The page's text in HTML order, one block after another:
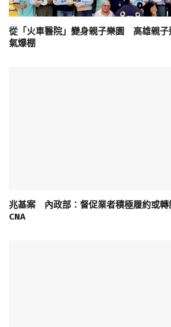
從「火車醫院」變身親子樂園 高雄親子
氣爆棚
兆基案 內政部：督促業者積極履約或
CNA